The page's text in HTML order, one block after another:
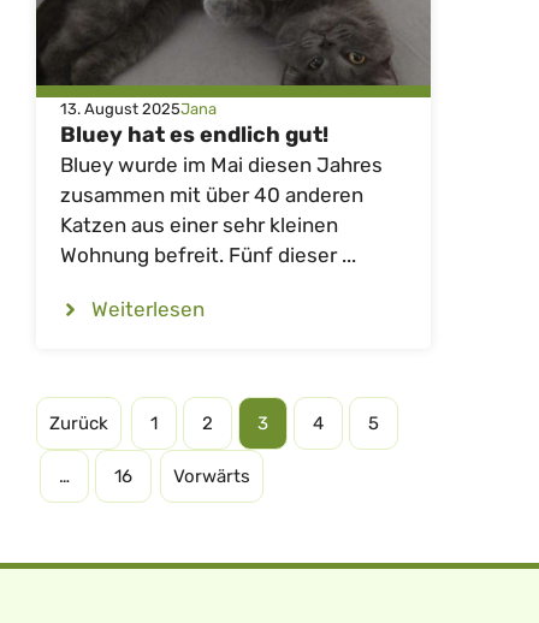
13. August 2025Jana
Bluey hat es endlich gut!
Bluey wurde im Mai diesen Jahres
zusammen mit über 40 anderen
Katzen aus einer sehr kleinen
Wohnung befreit. Fünf dieser ...
Weiterlesen
Zurück 1 2 3 4 5
… 16 Vorwärts